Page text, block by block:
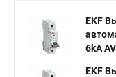
EKF
6kA
EKF